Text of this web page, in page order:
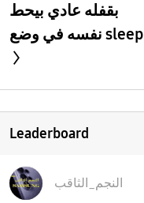
بقفله عادي بيحط
نفسه في وضع sleep
Leaderboard
النجم_الثاقب